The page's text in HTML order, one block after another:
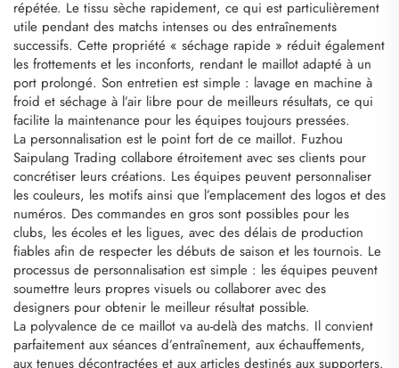
répétée. Le tissu sèche rapidement, ce qui est particulièrement
utile pendant des matchs intenses ou des entraînements
successifs. Cette propriété « séchage rapide » réduit également
les frottements et les inconforts, rendant le maillot adapté à un
port prolongé. Son entretien est simple : lavage en machine à
froid et séchage à l’air libre pour de meilleurs résultats, ce qui
facilite la maintenance pour les équipes toujours pressées.
La personnalisation est le point fort de ce maillot. Fuzhou
Saipulang Trading collabore étroitement avec ses clients pour
concrétiser leurs créations. Les équipes peuvent personnaliser
les couleurs, les motifs ainsi que l’emplacement des logos et des
numéros. Des commandes en gros sont possibles pour les
clubs, les écoles et les ligues, avec des délais de production
fiables afin de respecter les débuts de saison et les tournois. Le
processus de personnalisation est simple : les équipes peuvent
soumettre leurs propres visuels ou collaborer avec des
designers pour obtenir le meilleur résultat possible.
La polyvalence de ce maillot va au-delà des matchs. Il convient
parfaitement aux séances d’entraînement, aux échauffements,
aux tenues décontractées et aux articles destinés aux supporters.